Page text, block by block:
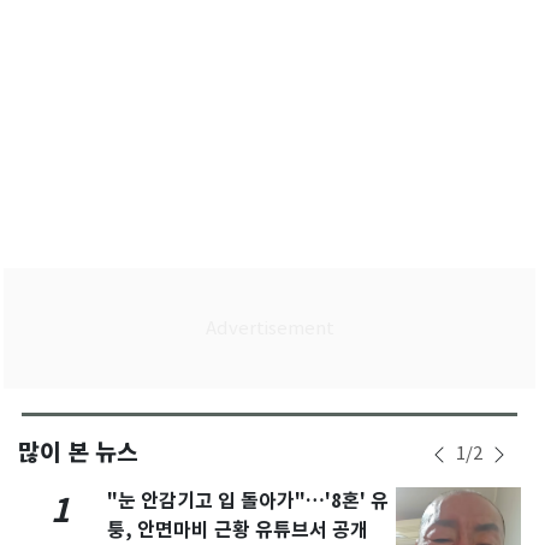
많이 본 뉴스 1/2
1
"눈 안감기고 입 돌아가"…'8혼' 유
퉁, 안면마비 근황 유튜브서 공개